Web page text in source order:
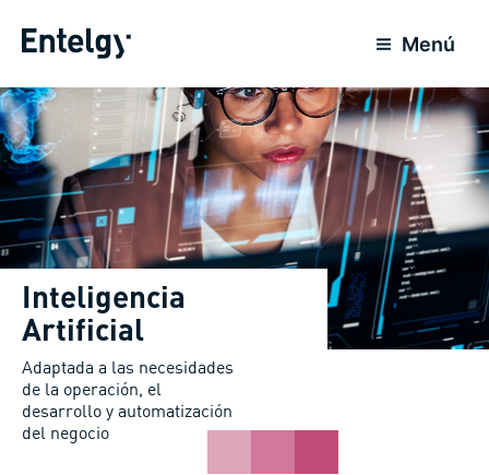
Menú
Inteligencia
Artificial
Adaptada a las necesidades
de la operación, el
desarrollo y automatización
del negocio